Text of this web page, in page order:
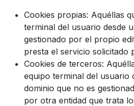
Cookies propias: Aquéllas
terminal del usuario desde
gestionado por el propio
presta el servicio solicitado
Cookies de terceros:
equipo terminal del usuario
dominio que no es
por otra entidad que trata